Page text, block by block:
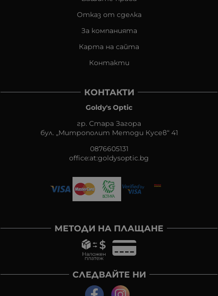
Отказ от сделка
За компанията
Карта на сайта
Контакти
КОНТАКТИ
Goldy's Optic
гр. Стара Загора
бул. „Митрополит Методи Кусев“ 41
0876605131
office:at:goldysoptic.bg
МЕТОДИ НА ПЛАЩАНЕ
СЛЕДВАЙТЕ НИ